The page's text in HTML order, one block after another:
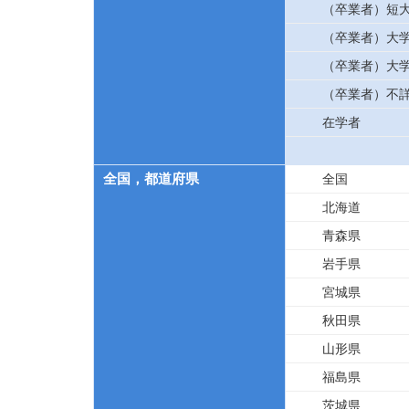
（卒業者）短
（卒業者）大
（卒業者）大
（卒業者）不
在学者
全国，都道府県
全国
北海道
青森県
岩手県
宮城県
秋田県
山形県
福島県
茨城県